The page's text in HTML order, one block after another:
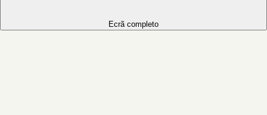
Ecrã completo